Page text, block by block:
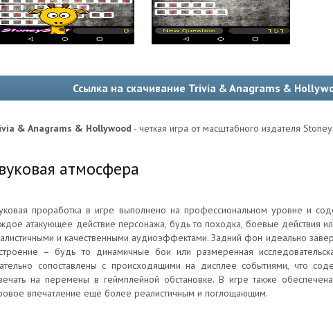
Ссылка на скачивание Trivia & Anagrams &
& Anagrams & Hollywood - четкая игра от масштабного издателя
атмосфера
проработка в игре выполнено на профессиональном уровне и
атакующее действие персонажа, будь то походка, боевые действия
и качественными аудиоэффектами. Задний фон идеально
– будь то динамичные бои или размеренная
сопоставлены с происходящими на дисплее событиями, что
на перемены в геймплейной обстановке. В игре также
впечатление ещё более реалистичным и поглощающим.